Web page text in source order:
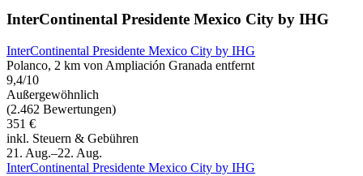
InterContinental Presidente Mexico City by IHG
InterContinental Presidente Mexico City by IHG
Polanco, 2 km von Ampliación Granada entfernt
9,4/10
Außergewöhnlich
(2.462 Bewertungen)
351 €
inkl. Steuern & Gebühren
21. Aug.–22. Aug.
InterContinental Presidente Mexico City by IHG